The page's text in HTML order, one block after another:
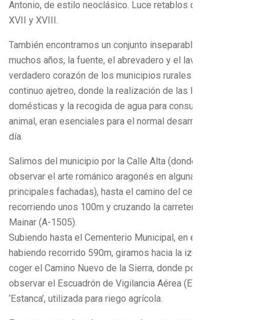
Antonio, de estilo neoclásico. Luce retablos de los siglos
XVII y XVIII.
También encontramos un conjunto inseparable. No hace
muchos años, la fuente, el abrevadero y el lavadero eran el
verdadero corazón de los municipios rurales y lugar de
continuo ajetreo, donde la realización de las labores
domésticas y la recogida de agua para consumo humano o
animal, eran esenciales para el normal desarrollo del día a
día.
Salimos del municipio por la Calle Alta (donde podemos
observar el arte románico aragonés en algunas de sus
principales fachadas), hasta el camino del cementerio,
recorriendo unos 100m y cruzando la carretera Mores-
Mainar (A-1505).
Subiendo hasta el Cementerio Municipal, en el primer cruce,
habiendo recorrido 590m, giramos hacia la izquierda para
coger el Camino Nuevo de la Sierra, donde podemos
observar el Escuadrón de Vigilancia Aérea (EVA Nº1), y la
‘Estanca’, utilizada para riego agrícola.